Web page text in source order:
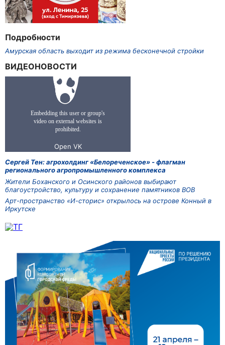
Подробности
Амурская область выходит из режима бесконечной стройки
ВИДЕОНОВОСТИ
Сергей Тен: агрохолдинг «Белореченское» - флагман
регионального агропромышленного комплекса
Жители Боханского и Осинского районов выбирают
благоустройство, культуру и сохранение памятников ВОВ
Арт-пространство «И-сторис» открылось на острове Конный в
Иркутске